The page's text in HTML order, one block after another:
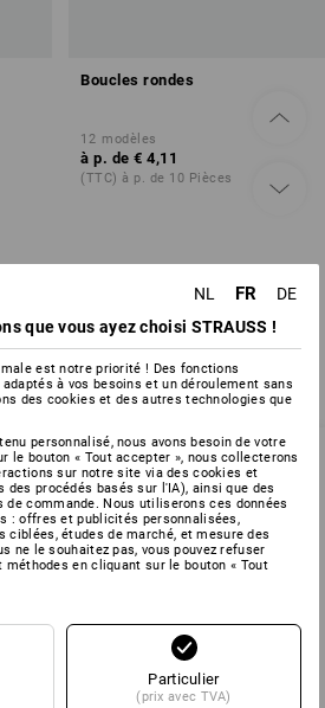
Boucles rondes
12 modèles
à p. de € 4,11
(TTC) à p. de 10 Pièces
02 400 16 43
NL FR
DE
que vous ayez choisi STRAUSS !
est notre priorité ! Des fonctions
à vos besoins et un déroulement sans
des cookies et des autres technologies que
personnalisé, nous avons besoin de votre
le bouton « Tout accepter », nous collecterons
sur notre site via des cookies et
procédés basés sur l'IA), ainsi que des
de commande. Nous utiliserons ces données
: offres et publicités personnalisées,
ciblées, études de marché, et mesure des
ne le souhaitez pas, vous pouvez refuser
en cliquant sur le bouton « Tout
Particulier
(prix avec TVA)